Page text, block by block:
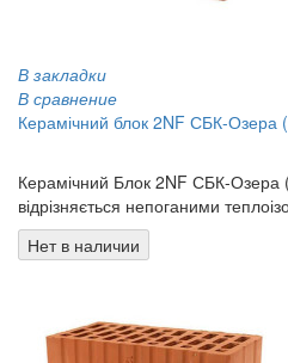
В закладки
В сравнение
Керамічний блок 2NF СБК-Озера
Керамічний Блок 2NF СБК-
відрізняється непоганими
Нет в наличии